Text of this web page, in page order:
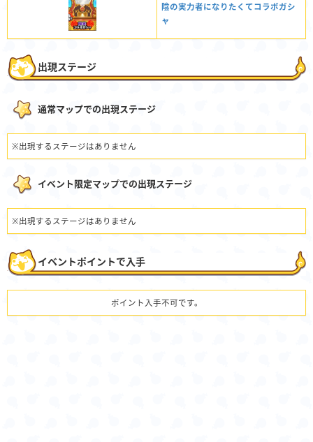
陰の実力者になりたくてコラボガシ
ャ
出現ステージ
通常マップでの出現ステージ
※出現するステージはありません
イベント限定マップでの出現ステージ
※出現するステージはありません
イベントポイントで入手
ポイント入手不可です。